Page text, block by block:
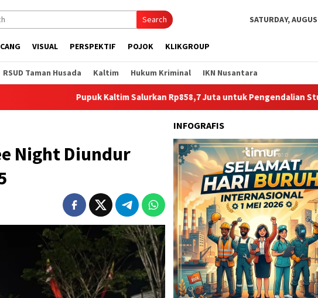
Search SATURDAY,
VISUAL PERSPEKTIF POJOK KLIKGROUP
RSUD Taman Husada Kaltim Hukum Kriminal IKN Nusantara
Pupuk Kaltim Salurkan Rp858,7 Juta untuk Pengendalian Stunting di Kota
Night Diundur
INFOGRAFIS